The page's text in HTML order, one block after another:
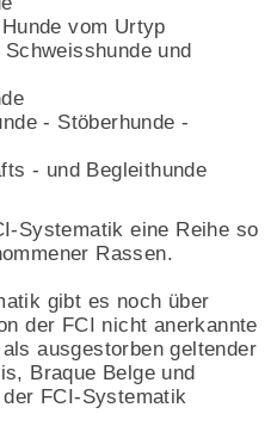
vom Urtyp
Schweisshunde und
- Stöberhunde -
- und Begleithunde
Systematik eine Reihe so
Rassen.
gibt es noch über
der FCI nicht anerkannte
ausgestorben geltender
Braque Belge und
FCI-Systematik